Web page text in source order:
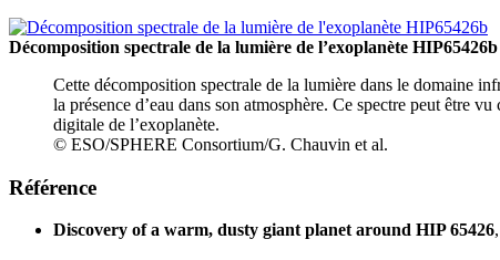
Décomposition spectrale de la lumière de l’exoplanète HIP65426b
Cette décomposition spectrale de la lumière dans le domaine
la présence d’eau dans son atmosphère. Ce spectre peut être vu
digitale de l’exoplanète.
© ESO/SPHERE Consortium/G. Chauvin et al.
Référence
Discovery of a warm, dusty giant planet around HIP 65426,